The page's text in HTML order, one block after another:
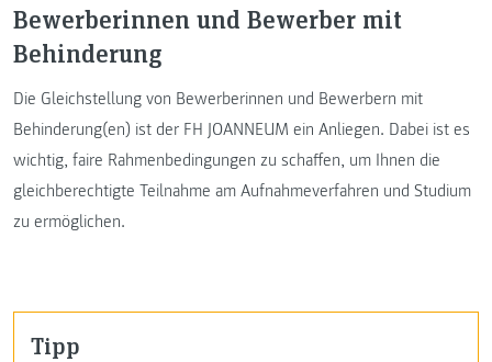
Bewerberinnen und Bewerber mit
Behinderung
Die Gleichstellung von Bewerberinnen und Bewerbern mit
Behinderung(en) ist der FH JOANNEUM ein Anliegen. Dabei ist es
wichtig, faire Rahmenbedingungen zu schaffen, um Ihnen die
gleichberechtigte Teilnahme am Aufnahmeverfahren und Studium
zu ermöglichen.
Tipp